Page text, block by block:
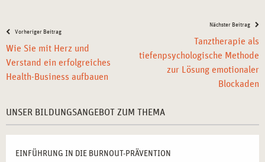
Vorheriger Beitrag
Wie Sie mit Herz und
Verstand ein erfolgreiches
Health-Business aufbauen
Nächster Beitrag
Tanztherapie als
tiefenpsychologische Methode
zur Lösung emotionaler
Blockaden
UNSER BILDUNGSANGEBOT ZUM THEMA
EINFÜHRUNG IN DIE BURNOUT-PRÄVENTION